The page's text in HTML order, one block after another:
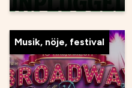
Musik, nöje, festival